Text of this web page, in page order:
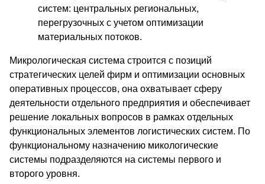
систем: центральных региональных,
перегрузочных с учетом оптимизации
материальных потоков.
Микрологическая система строится с позиций
стратегических целей фирм и оптимизации основных
оперативных процессов, она охватывает сферу
деятельности отдельного предприятия и обеспечивает
решение локальных вопросов в рамках отдельных
функциональных элементов логистических систем. По
функциональному назначению микологические
системы подразделяются на системы первого и
второго уровня.